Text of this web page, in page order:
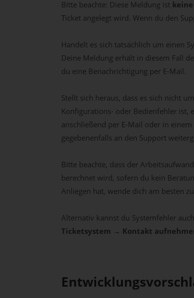
Bitte beachte: Diese Meldung ist
Ticket angelegt wird. Wenn du den
Handelt es sich tatsächlich um einen
Deine Meldung erhält in diesem Fall
du eine Benachrichtigung per E-Mail.
Stellt sich heraus, dass es sich nicht
Konfigurations- oder Bedienfehler ist,
anschließend per E-Mail oder in
gegebenenfalls an den Support
Bitte beachte, dass der
berechnet wird, sofern du kein
Anliegen hat, wende dich am besten
Alternativ kannst du Systemfehler
Ticketsystem → Kontakt